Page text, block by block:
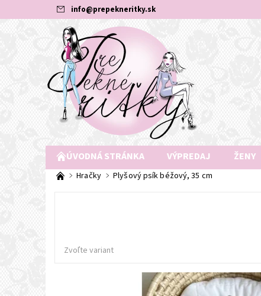
info@prepekneritky.sk
ÚVODNÁ STRÁNKA VÝPREDAJ ŽENY
Hračky Plyšový psík béžový, 35 cm
Zvoľte variant